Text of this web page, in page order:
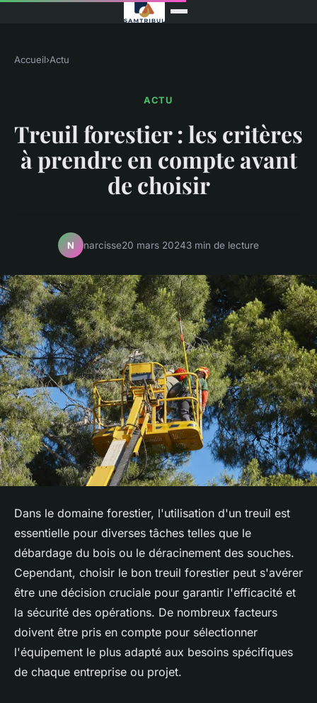
Accueil›Actu
ACTU
Treuil forestier : les critères
à prendre en compte avant
de choisir
N narcisse20 mars 20243 min de lecture
Dans le domaine forestier, l'utilisation d'un treuil est
essentielle pour diverses tâches telles que le
débardage du bois ou le déracinement des souches.
Cependant, choisir le bon treuil forestier peut s'avérer
être une décision cruciale pour garantir l'efficacité et
la sécurité des opérations. De nombreux facteurs
doivent être pris en compte pour sélectionner
l'équipement le plus adapté aux besoins spécifiques
de chaque entreprise ou projet.